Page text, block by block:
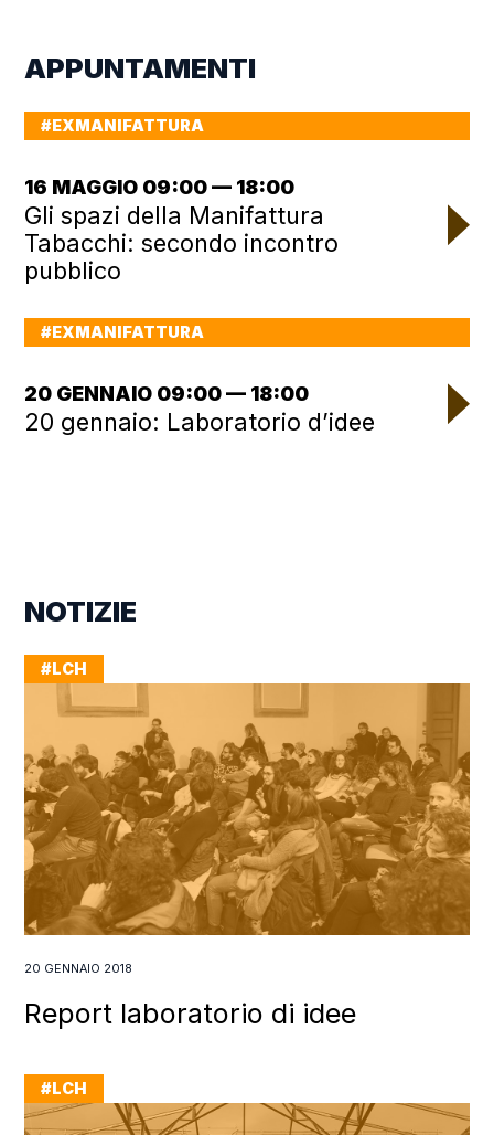
APPUNTAMENTI
#EXMANIFATTURA
16 MAGGIO 09:00 — 18:00
Gli spazi della Manifattura
Tabacchi: secondo incontro
pubblico
#EXMANIFATTURA
20 GENNAIO 09:00 — 18:00
20 gennaio: Laboratorio d’idee
NOTIZIE
#LCH
AGGIORNAMENTO
20 GENNAIO 2018
Report laboratorio di idee
#LCH
NOTIZIA